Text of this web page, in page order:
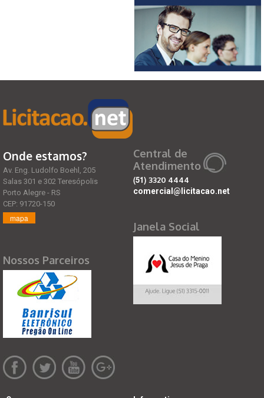
Onde estamos?
Av. Eng. Ludolfo Boehl, 205
Salas 301 e 302 Teresópolis
Porto Alegre - RS
CEP: 91720-150
mapa
Nossos Parceiros
Central de
Atendimento
(51) 3320 4444
comercial@licitacao.net
Janela Social